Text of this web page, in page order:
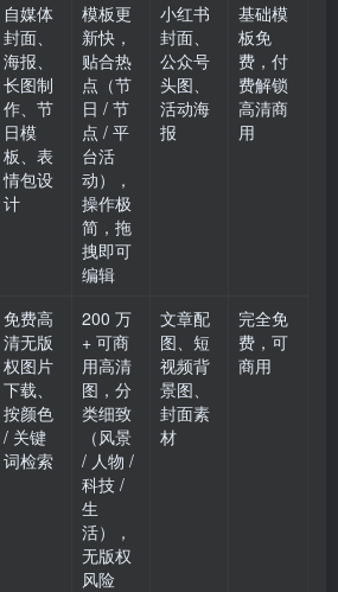
自媒体
封面、
海报、
长图制
作、节
日模
板、表
情包设
计
模板更
新快，
贴合热
点（节
日 / 节
点 / 平
台活
动），
操作极
简，拖
拽即可
编辑
小红书
封面、
公众号
头图、
活动海
报
基础模
板免
费，付
费解锁
高清商
用
免费高
清无版
权图片
下载、
按颜色
/ 关键
词检索
200 万
+ 可商
用高清
图，分
类细致
（风景
/ 人物 /
科技 /
生
活），
无版权
风险
文章配
图、短
视频背
景图、
封面素
材
完全免
费，可
商用